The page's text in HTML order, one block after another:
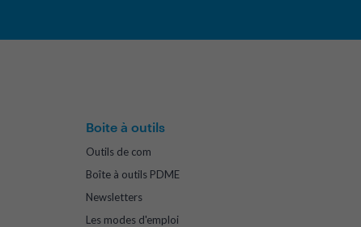
Boite à outils
Outils de com
Boîte à outils PDME
Newsletters
Les modes d'emploi